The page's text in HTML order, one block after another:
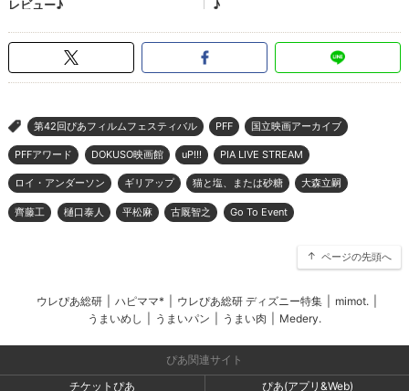
> 第42回ぴあフィルムフェスティバル PFF 国立映画アーカイブ
PFFアワード DOKUSO映画館 uP!!! PIA LIVE STREAM
ロイ・アンダーソン ギリアップ 猫と塩、または砂糖 大森立嗣
齊藤工 樋口泰人 平松麻 古厩智之 Go To Event
ページの先頭へ
ウレぴあ総研 ハピママ* ウレぴあ総研 ディズニー特集 mimot.
うまいめし
うまいパン うまい肉 Medery.
ぴあ関連サイト
チケットぴあ
ぴあ(アプリ&Web)